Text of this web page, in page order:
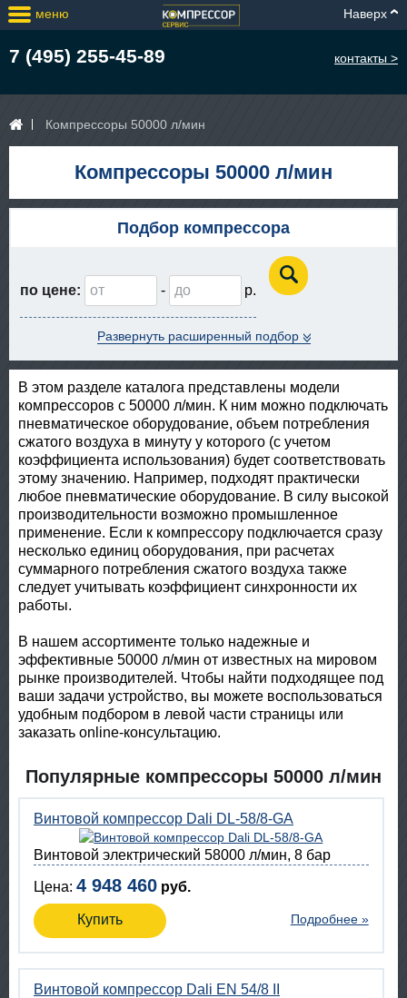
меню Наверх
7 (495) 255-45-89 контакты >
Компрессоры 50000 л/мин
Компрессоры 50000 л/мин
Подбор компрессора
по цене: -
Развернуть расширенный подбор
В этом разделе каталога представлены модели
компрессоров с 50000 л/мин. К ним можно подключать
пневматическое оборудование, объем потребления
сжатого воздуха в минуту у которого (с учетом
коэффициента использования) будет соответствовать
этому значению. Например, подходят практически
любое пневматические оборудование. В силу высокой
производительности возможно промышленное
применение. Если к компрессору подключается сразу
несколько единиц оборудования, при расчетах
суммарного потребления сжатого воздуха также
следует учитывать коэффициент синхронности их
работы.
В нашем ассортименте только надежные и
эффективные 50000 л/мин от известных на мировом
рынке производителей. Чтобы найти подходящее под
ваши задачи устройство, вы можете воспользоваться
удобным подбором в левой части страницы или
заказать online-консультацию.
Популярные компрессоры 50000 л/мин
Винтовой компрессор Dali DL-58/8-GA
Винтовой электрический 58000 л/мин, 8 бар
Цена: 4 948 460 руб.
Купить Подробнее »
Винтовой компрессор Dali EN 54/8 II